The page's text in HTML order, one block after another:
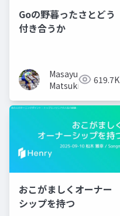
Goの野暮ったさとどう
付き合うか
Masayuki
Matsuki
619.7K
おこがましくオーナー
シップを持つ